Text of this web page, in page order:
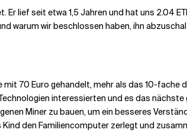
lief seit etwa 1,5 Jahren und hat uns 2.04
warum wir beschlossen haben, ihn
70 Euro gehandelt, mehr als das 10-fache
interessierten und es das nächste
Miner zu bauen, um ein besseres
den Familiencomputer zerlegt und